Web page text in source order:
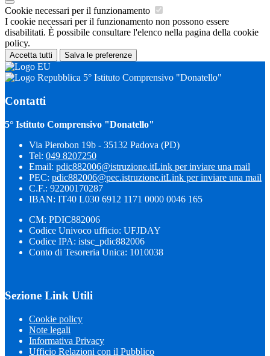
Cookie necessari per il funzionamento
I cookie necessari per il funzionamento non possono essere
disabilitati. È possibile consultare l'elenco nella pagina della cookie
policy.
Accetta tutti Salva le preferenze
5° Istituto Comprensivo "Donatello"
Contatti
5° Istituto Comprensivo "Donatello"
Via Pierobon 19b - 35132 Padova (PD)
Tel: 049 8207250
Email: pdic882006@istruzione.itLink per inviare una mail
PEC: pdic882006@pec.istruzione.itLink per inviare una mail
C.F.: 92200170287
IBAN: IT40 L030 6912 1171 0000 0046 165
CM: PDIC882006
Codice Univoco ufficio: UFJDAY
Codice IPA: istsc_pdic882006
Conto di Tesoreria Unica: 1010038
Sezione Link Utili
Cookie policy
Note legali
Informativa Privacy
Ufficio Relazioni con il Pubblico